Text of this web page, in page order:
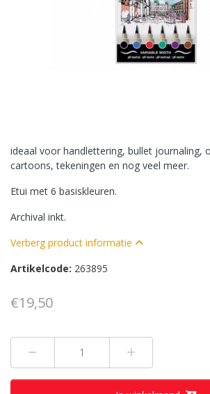
ideaal voor handlettering, bullet journaling,
cartoons, tekeningen en nog veel meer.
Etui met 6 basiskleuren.
Archival inkt.
Verberg product informatie
Artikelcode: 263895
€19,50